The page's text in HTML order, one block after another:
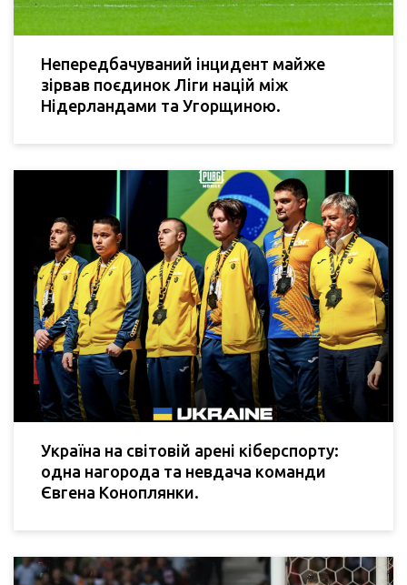
Непередбачуваний інцидент майже
зірвав поєдинок Ліги націй між
Нідерландами та Угорщиною.
Україна на світовій арені кіберспорту:
одна нагорода та невдача команди
Євгена Коноплянки.